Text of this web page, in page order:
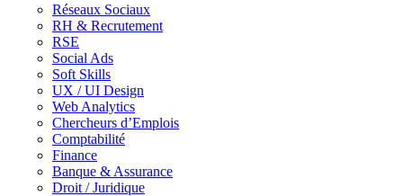
Réseaux Sociaux
RH & Recrutement
RSE
Social Ads
Soft Skills
UX / UI Design
Web Analytics
Chercheurs d’Emplois
Comptabilité
Finance
Banque & Assurance
Droit / Juridique